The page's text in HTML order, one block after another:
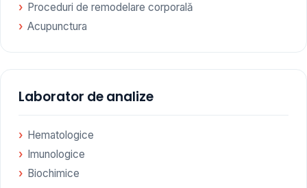
Proceduri de remodelare corporală
Acupunctura
Laborator de analize
Hematologice
Imunologice
Biochimice